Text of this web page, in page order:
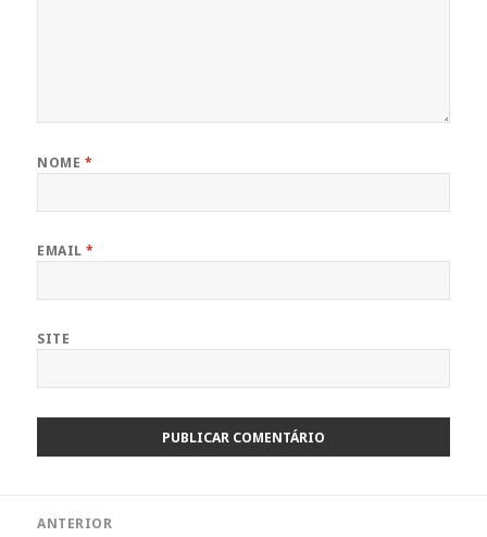
NOME *
EMAIL*
SITE
ANTERIOR